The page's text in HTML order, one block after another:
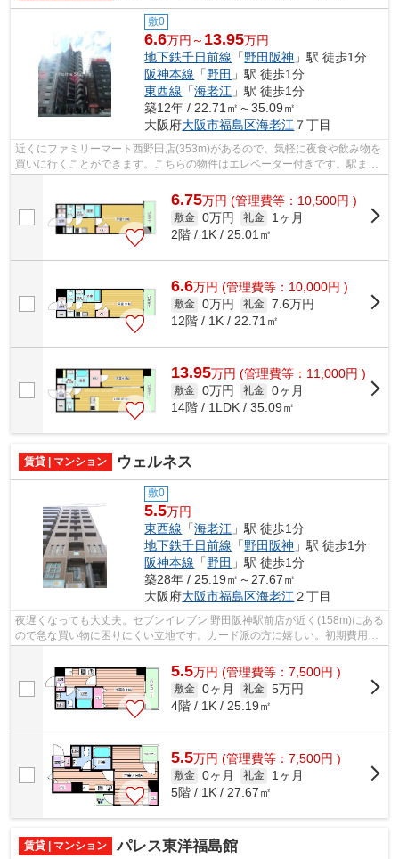
敷0
6.6万円～ 13.95万円
地下鉄千日前線 「野田阪神 」駅 徒歩1分
阪神本線 「野田 」駅 徒歩1分
東西線 「海老江 」駅 徒歩1分
築12年 / 22.71㎡～35.09㎡
大阪府大阪市福島区海老江 ７丁目
近くにファミリーマート西野田店(353m)があるので、気軽に夜食や飲み物を
買いに行くことができます。こちらの物件はエレベーター付きです。駅まで
1分と、駅近でアクセスも良好な物件で...
6.75万円 (管理費等：10,500円 )
敷金 0万円 礼金
1ヶ月
2階 / 1K / 25.01㎡
6.6万円 (管理費等：10,000円 )
敷金 0万円 礼金 7.6万円
12階 / 1K / 22.71㎡
13.95万円 (管理費等：11,000円 )
敷金 0万円 礼金 0ヶ月
14階 / 1LDK / 35.09㎡
賃貸 | マンション ウェルネス
敷0
5.5万円
東西線 「海老江 」駅 徒歩1分
地下鉄千日前線 「野田阪神 」駅 徒歩1分
阪神本線 「野田 」駅 徒歩1分
築28年 / 25.19㎡～27.67㎡
大阪府大阪市福島区海老江 ２丁目
夜遅くなっても大丈夫。セブンイレブン 野田阪神駅前店が近く(158m)にある
ので急な買い物に困りにくい立地です。カード派の方に嬉しい。初期費用の
カード決済が可能です。物件の周辺に...
5.5万円 (管理費等：7,500円 )
敷金 0ヶ月 礼金 5万円
4階 / 1K / 25.19㎡
5.5万円 (管理費等：7,500円 )
敷金 0ヶ月 礼金
1ヶ月
5階 / 1K / 27.67㎡
賃貸 | マンション パレス東洋福島館